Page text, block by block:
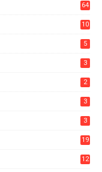
64
10
5
3
2
3
3
19
12